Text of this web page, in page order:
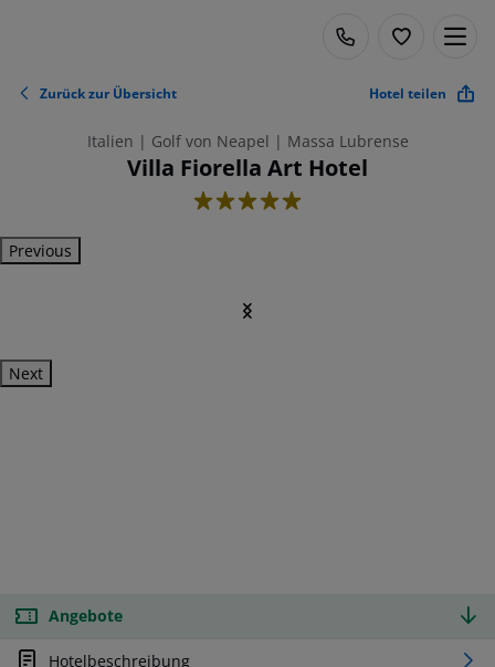
Zurück zur Übersicht Hotel teilen
Italien | Golf von Neapel | Massa Lubrense
Villa Fiorella Art Hotel
5
Previous
Next
Angebote
Hotelbeschreibung